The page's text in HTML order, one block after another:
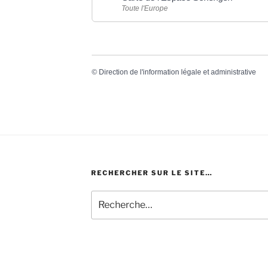
Toute l'Europe
© Direction de l'information légale et administrative
RECHERCHER SUR LE SITE…
pour
: